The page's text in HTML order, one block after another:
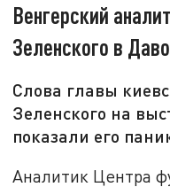
Венгерский
Зеленского в
Слова главы
Зеленского на
показали его
Аналитик Центра